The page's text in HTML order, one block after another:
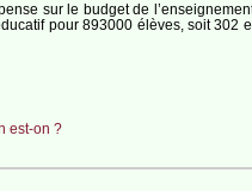
sur le budget de
pour 893000 élèves, soit 302
est-on ?